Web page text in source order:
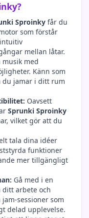
Sproinky får du
som förstår
mellan låtar.
musik med
Känn som
du jamar i ditt rum
Oavsett
Sprunki Sproinky
vilket gör att du
tala dina idéer
funktioner
mer tillgängligt
Gå med i en
ditt arbete och
sessioner som
delad upplevelse.